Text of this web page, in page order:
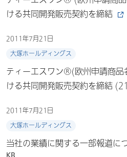
ける共同開発販売契約を締結
2011年7月21日
大塚ホールディングス
ティーエスワン®(欧州申請商
ける共同開発販売契約を締結
2011年7月21日
大塚ホールディングス
当社の業績に関する一部報道に